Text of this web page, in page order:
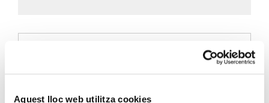
Aquest lloc web utilitza cookies